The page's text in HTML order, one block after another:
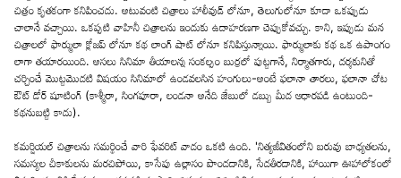
చిత్రం కృతకంగా కనిపించదు. అటువంటి చిత్రాలు హాలీవుడ్ లోనూ, తెలుగులోనూ కూడా ఒకప్పుడు
చాలానే వచ్చాయి. ఒకప్పటి వాహినీ చిత్రాలను ఇందుకు ఉదాహరణగా చెప్పుకోవచ్చు. కాని, ఇప్పుడు మన
చిత్రాలలో ఫార్ములా క్లోజప్ లోనూ కథ లాంగ్ షాట్ లోనూ కనిపిస్తున్నాయి. ఫార్ములాకు కథ ఒక ఉపాంగం
లాగా తయారయింది. అసలు సినిమా తీయాలన్న సంకల్పం బుర్రలో పుట్టగానే, నిర్మాతగారు, దర్శకునితో
చర్చించే మొట్టమొదటి విషయం సినిమాలో ఉండవలసిన హంగులు-అంటే ఫలానా తారలు, ఫలానా చోట
ఔట్ డోర్ షూటింగ్ (కాశ్మీరా, సింగపూరా, లండనా అనేది జేబులో డబ్బు మీద ఆధారపడి ఉంటుంది-
కథనుబట్టి కాదు).
కమర్షియల్ చిత్రాలను సమర్థించే వారి ఫేవరిట్ వాదం ఒకటి ఉంది. 'నిత్యజీవితంలోని బరువు బాధ్యతలను,
సమస్యల చీకాకులను మరచిపోయి, కాసేపు ఉల్లాసం పొందడానికి, సేదతీరడానికి, హాయిగా ఊహాలోకంలో